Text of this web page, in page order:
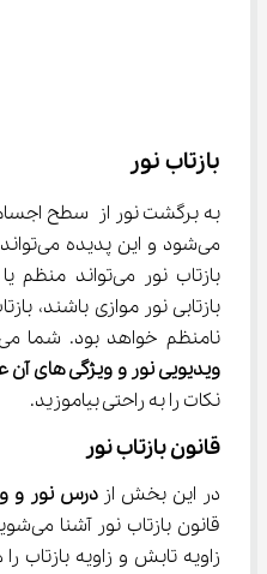
بازتاب نور
به برگشت نور از سطح
می‌شود
بازتاب نور
بازتابی نور موازی باشند،
نامنظم خواهد بود. شما می‌توانید با استفاده
ویدیویی نور و ویژگی ‌های آن علوم هشتم
نکات را به راحتی بیاموزید.
قانون بازتاب نور
در این بخش از درس نور و